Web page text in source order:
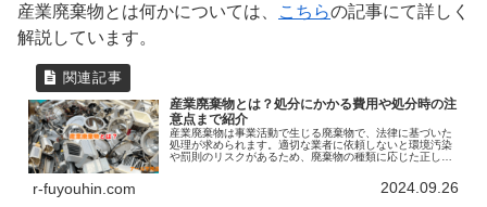
産業廃棄物とは何かについては、 こちらの記事にて詳しく
解説しています。
産業廃棄物とは？処分にかかる費用や処分時の注
意点まで紹介
産業廃棄物は事業活動で生じる廃棄物で、法律に基づいた
処理が求められます。適切な業者に依頼しないと環境汚染
や罰則のリスクがあるため、廃棄物の種類に応じた正しい
て異なり、有害廃棄物は高額になることが多いです。適切
な業者選びや見積もりの取得が重要で、不用品回収業者の
r-fuyouhin.com 2024.09.26